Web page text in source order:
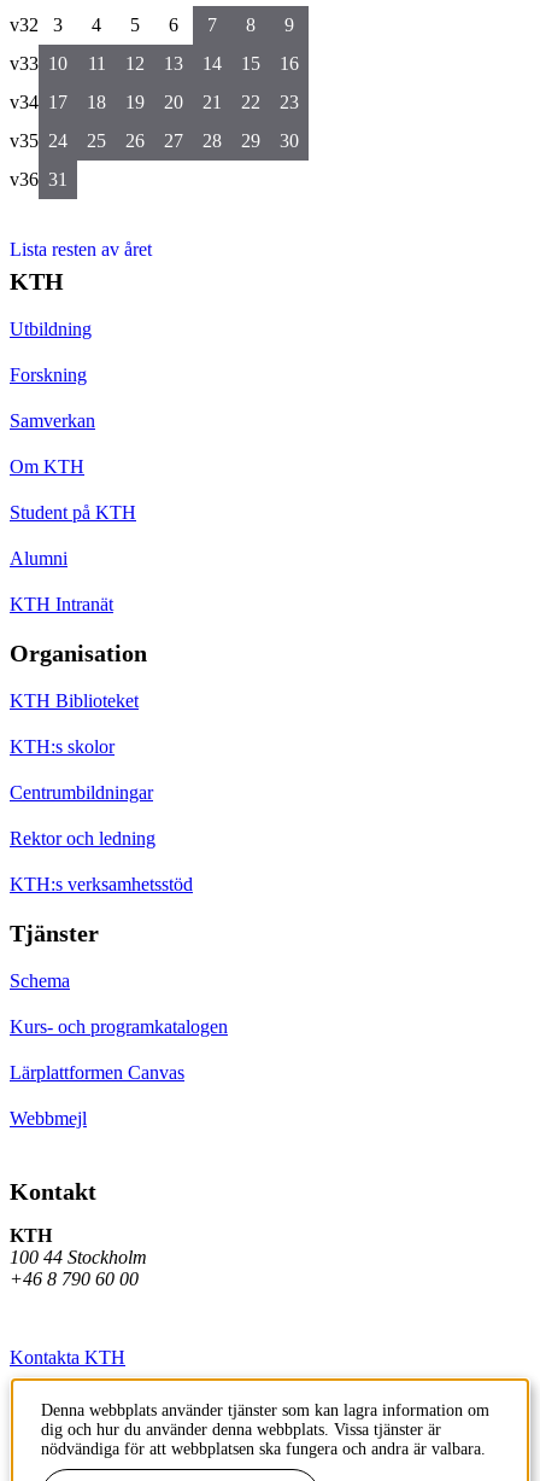
v32
3 4 5 6 7 8
9
v33 10 11 12 13 14 15
16
v34 17 18 19 20 21 22
23
v35 24 25 26 27 28 29
30
v36 31
Lista resten av året
KTH
Utbildning
Forskning
Samverkan
Om KTH
Student på KTH
Alumni
KTH Intranät
Organisation
KTH Biblioteket
KTH:s skolor
Centrumbildningar
Rektor och ledning
KTH:s verksamhetsstöd
Tjänster
Schema
Kurs- och programkatalogen
Lärplattformen Canvas
Webbmejl
Kontakt
KTH
100 44 Stockholm
+46 8 790 60 00
Kontakta KTH
Jobba på KTH
Press och media
Denna webbplats använder tjänster som kan lagra information om
dig och hur du använder denna webbplats. Vissa tjänster är
nödvändiga för att webbplatsen ska fungera och andra är valbara.